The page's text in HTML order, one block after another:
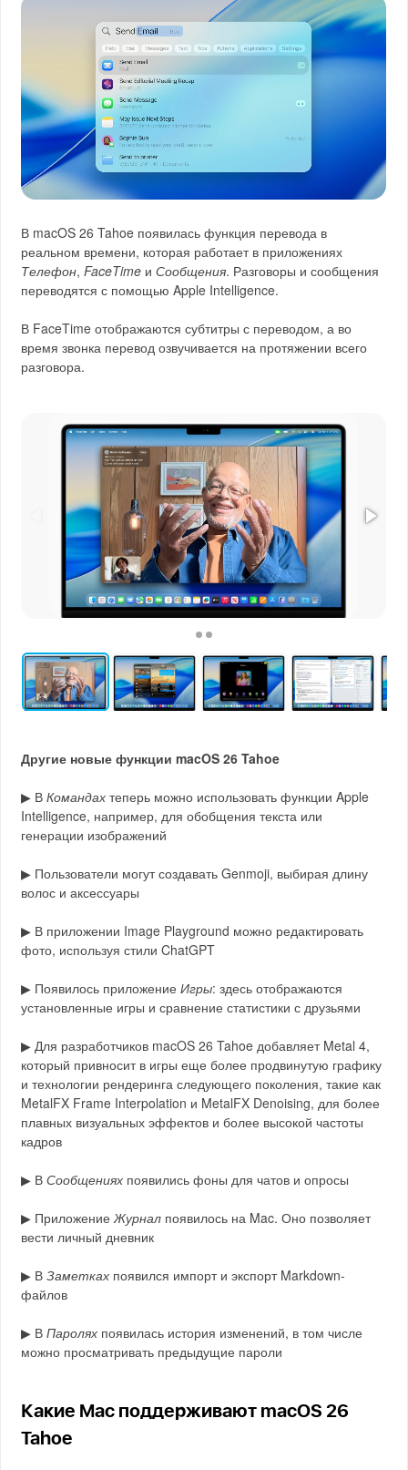
В macOS 26 Tahoe появилась функция перевода в
реальном времени, которая работает в приложениях
Телефон,FaceTime иСообщения. Разговоры и сообщения
переводятся с помощью Apple Intelligence.
В FaceTime отображаются субтитры с переводом, а во
время звонка перевод озвучивается на протяжении всего
разговора.
Другие новые функции macOS 26 Tahoe
▶︎ ВКомандах теперь можно использовать функции Apple
Intelligence, например, для обобщения текста или
генерации изображений
▶︎ Пользователи могут создавать Genmoji, выбирая длину
волос и аксессуары
▶︎ В приложении Image Playground можно редактировать
фото, используя стили ChatGPT
▶︎ Появилось приложениеИгры: здесь отображаются
установленные игры и сравнение статистики с друзьями
▶︎ Для разработчиков macOS 26 Tahoe добавляет Metal 4,
который привносит в игры еще более продвинутую графику
и технологии рендеринга следующего поколения, такие как
MetalFX Frame Interpolation и MetalFX Denoising, для более
плавных визуальных эффектов и более высокой частоты
кадров
▶︎ ВСообщениях появились фоны для чатов и опросы
▶︎ ПриложениеЖурнал появилось на Mac. Оно позволяет
вести личный дневник
▶︎ ВЗаметках появился импорт и экспорт Markdown-
файлов
▶︎ ВПаролях появилась история изменений, в том числе
можно просматривать предыдущие пароли
Какие Mac поддерживают macOS 26
Tahoe